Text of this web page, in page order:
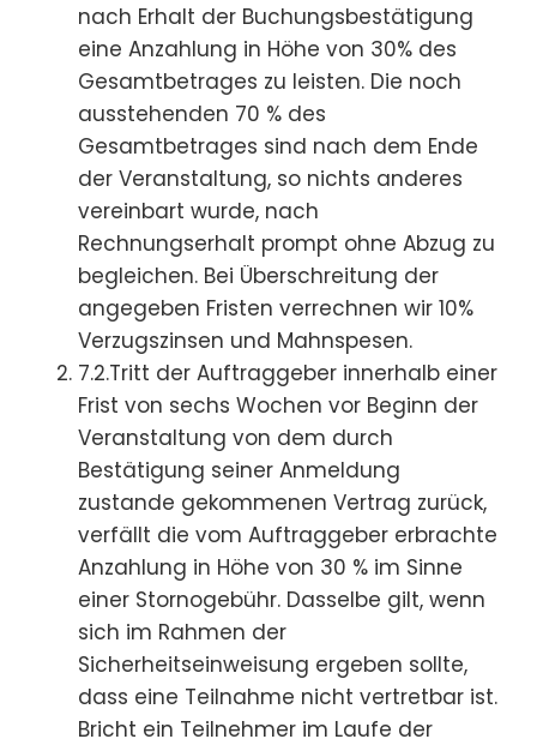
nach Erhalt der Buchungsbestätigung
eine Anzahlung in Höhe von 30% des
Gesamtbetrages zu leisten. Die noch
ausstehenden 70 % des
Gesamtbetrages sind nach dem Ende
der Veranstaltung, so nichts anderes
vereinbart wurde, nach
Rechnungserhalt prompt ohne Abzug zu
begleichen. Bei Überschreitung der
angegeben Fristen verrechnen wir 10%
Verzugszinsen und Mahnspesen.
7.2.Tritt der Auftraggeber innerhalb einer
Frist von sechs Wochen vor Beginn der
Veranstaltung von dem durch
Bestätigung seiner Anmeldung
zustande gekommenen Vertrag zurück,
verfällt die vom Auftraggeber erbrachte
Anzahlung in Höhe von 30 % im Sinne
einer Stornogebühr. Dasselbe gilt, wenn
sich im Rahmen der
Sicherheitseinweisung ergeben sollte,
dass eine Teilnahme nicht vertretbar ist.
Bricht ein Teilnehmer im Laufe der